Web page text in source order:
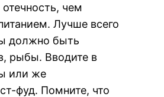
чем
Лучше всего
должно быть
рыбы. Вводите в
или же
фуд. Помните, что